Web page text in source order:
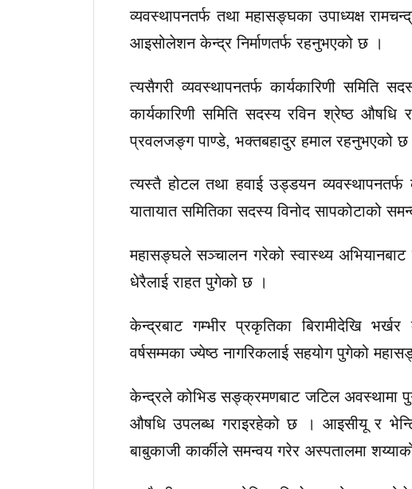
व्यवस्थापनतर्फ तथा महासङ्घका उपाध्यक्ष
आइसोलेशन केन्द्र निर्माणतर्फ रहनुभएको छ ।
त्यसैगरी व्यवस्थापनतर्फ कार्यकारिणी समिति
कार्यकारिणी समिति सदस्य रविन श्रेष्ठ
प्रवलजङ्ग पाण्डे, भक्तबहादुर हमाल रहनुभएको छ
त्यस्तै होटल तथा हवाई उड्डयन व्यवस्थापनतर्फ
यातायात समितिका सदस्य विनोद सापकोटाको
महासङ्घले सञ्चालन गरेको स्वास्थ्य
धेरैलाई राहत पुगेको छ ।
केन्द्रबाट गम्भीर प्रकृतिका बिरामीदेखि
वर्षसम्मका ज्येष्ठ नागरिकलाई सहयोग पुगेको
केन्द्रले कोभिड सङ्क्रमणबाट जटिल अवस्थामा
औषधि उपलब्ध गराइरहेको छ । आइसीयू र
बाबुकाजी कार्कीले समन्वय गरेर अस्पतालमा